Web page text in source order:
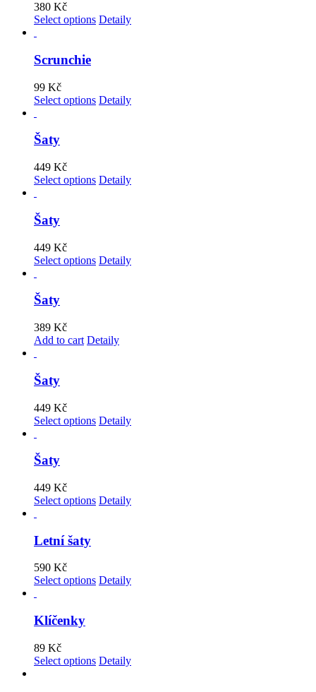
380 Kč
Select options Detaily
Scrunchie
99 Kč
Select options Detaily
Šaty
449 Kč
Select options Detaily
Šaty
449 Kč
Select options Detaily
Šaty
389 Kč
Add to cart Detaily
Šaty
449 Kč
Select options Detaily
Šaty
449 Kč
Select options Detaily
Letní šaty
590 Kč
Select options Detaily
Klíčenky
89 Kč
Select options Detaily